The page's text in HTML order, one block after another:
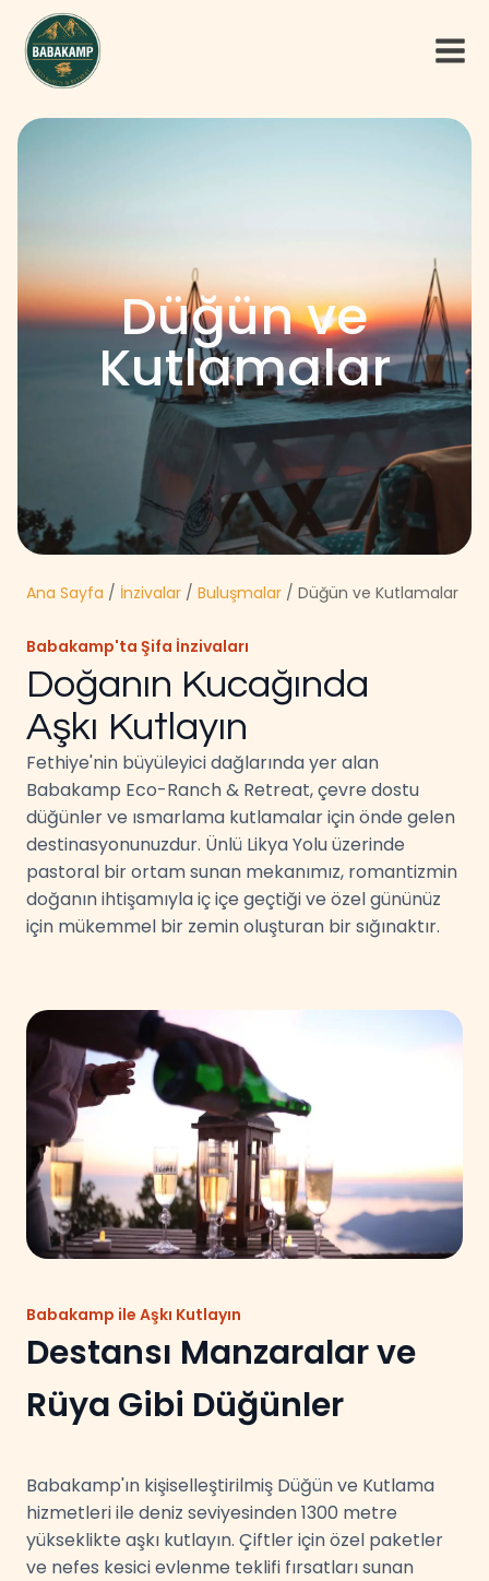
Düğün ve
Kutlamalar
Ana Sayfa / İnzivalar / Buluşmalar / Düğün ve Kutlamalar
Babakamp'ta Şifa İnzivaları
Doğanın Kucağında
Aşkı Kutlayın
Fethiye'nin büyüleyici dağlarında yer alan
Babakamp Eco-Ranch & Retreat, çevre dostu
düğünler ve ısmarlama kutlamalar için önde gelen
destinasyonunuzdur. Ünlü Likya Yolu üzerinde
pastoral bir ortam sunan mekanımız, romantizmin
doğanın ihtişamıyla iç içe geçtiği ve özel gününüz
için mükemmel bir zemin oluşturan bir sığınaktır.
Babakamp ile Aşkı Kutlayın
Destansı Manzaralar ve
Rüya Gibi Düğünler
Babakamp'ın kişiselleştirilmiş Düğün ve Kutlama
hizmetleri ile deniz seviyesinden 1300 metre
yükseklikte aşkı kutlayın. Çiftler için özel paketler
ve nefes kesici evlenme teklifi fırsatları sunan